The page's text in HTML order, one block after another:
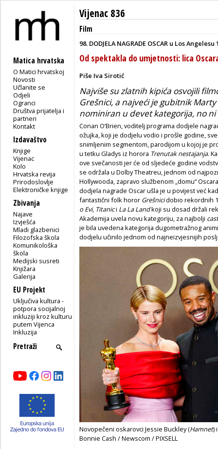
Matica hrvatska
O Matici hrvatskoj
Novosti
Učlanite se
Odjeli
Ogranci
Društva prijatelja i
partneri
Kontakt
Izdavaštvo
Knjige
Vijenac
Kolo
Hrvatska revija
Prirodoslovlje
Elektroničke knjige
Zbivanja
Najave
Izvješća
Mladi glazbenici
Filozofska škola
Komunikološka
škola
Medijski susreti
Knjižara
Galerija
EU Projekt
Uključiva kultura -
potpora socijalnoj
inkluziji kroz kulturu
putem Vijenca
Inkluzija
Vijenac 836
Film
98. DODJELA NAGRADE OSCAR u Los Angelesu
Od spektakla do umjetnosti: lica
Piše Iva Sirotić
Najviše su zlatnih kipića osvojili
Grešnici, a najveći je gubitnik
nominiran u devet kategorija, no
Conan O’Brien, voditelj programa dodjele
ožujka, koji je dodjelu vodio i prošle godine,
snimljenim segmentom, parodijom u kojoj je
u tetku Gladys iz horora Trenutak nestajanja.
ove svečanosti jer će od sljedeće godine
se održala u Dolby Theatreu, jednom od
Hollywooda, zapravo službenom „domu“
dodjela nagrade Oscar ušla je u povijest već
fantastični folk horor Grešnicidobio rekordnih
o Evi, Titanici La La Landkoji su dosad držali
Akademija uvela novu kategoriju, za najbolji
je bila uvedena kategorija dugometražnog
dodjelu učinilo jednom od najneizvjesnijih
Novopečeni oskarovci Jessie Buckley (Hamnet)
Bonnie Cash / Newscom / PIXSELL